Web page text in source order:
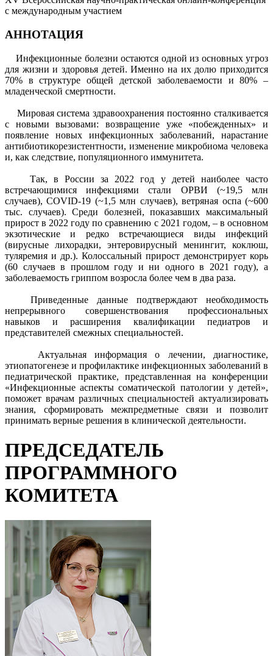
с международным участием
АННОТАЦИЯ
Инфекционные болезни остаются одной из основных угроз
для жизни и здоровья детей. Именно на их долю приходится
70% в структуре общей детской заболеваемости и 80% –
младенческой смертности.
Мировая система здравоохранения постоянно сталкивается
с новыми вызовами: возвращение уже «побежденных» и
появление новых инфекционных заболеваний, нарастание
антибиотикорезистентности, изменение микробиома человека
и, как следствие, популяционного иммунитета.
Так, в России за 2022 год у детей наиболее часто
встречающимися инфекциями стали ОРВИ (~19,5 млн
случаев), COVID-19 (~1,5 млн случаев), ветряная оспа (~600
тыс. случаев). Среди болезней, показавших максимальный
прирост в 2022 году по сравнению с 2021 годом, – в основном
экзотические и редко встречающиеся виды инфекций
(вирусные лихорадки, энтеровирусный менингит, коклюш,
туляремия и др.). Колоссальный прирост демонстрирует корь
(60 случаев в прошлом году и ни одного в 2021 году), а
заболеваемость гриппом возросла более чем в два раза.
Приведенные данные подтверждают необходимость
непрерывного совершенствования профессиональных
навыков и расширения квалификации педиатров и
представителей смежных специальностей.
Актуальная информация о лечении, диагностике,
этиопатогенезе и профилактике инфекционных заболеваний в
педиатрической практике, представленная на конференции
«Инфекционные аспекты соматической патологии у детей»,
поможет врачам различных специальностей актуализировать
знания, сформировать межпредметные связи и позволит
принимать верные решения в клинической деятельности.
ПРЕДСЕДАТЕЛЬ
ПРОГРАММНОГО
КОМИТЕТА